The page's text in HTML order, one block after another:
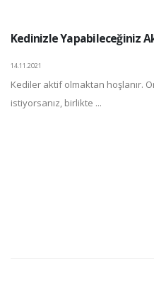
Kedinizle Yapabileceğiniz
14.11.2021
Kediler aktif olmaktan hoşlanır.
istiyorsanız, birlikte ...